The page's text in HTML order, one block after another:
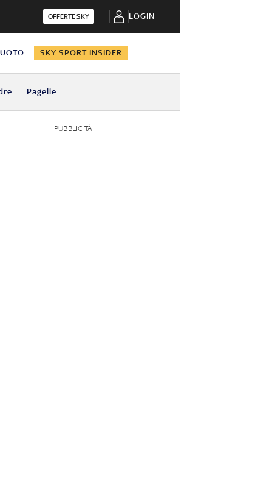
OFFERTE SKY LOGIN
SKY SPORT INSIDER
Pagelle
PUBBLICITÀ